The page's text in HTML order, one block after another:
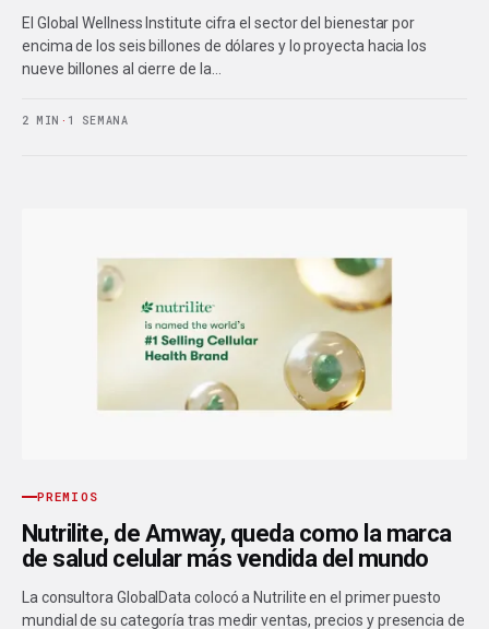
El Global Wellness Institute cifra el sector del bienestar por
encima de los seis billones de dólares y lo proyecta hacia los
nueve billones al cierre de la…
2 MIN · 1 SEMANA
PREMIOS
Nutrilite, de Amway, queda como la marca
de salud celular más vendida del mundo
La consultora GlobalData colocó a Nutrilite en el primer puesto
mundial de su categoría tras medir ventas, precios y presencia de